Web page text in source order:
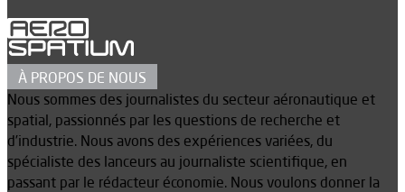
À PROPOS DE NOUS
Nous sommes des journalistes du secteur aéronautique et
spatial, passionnés par les questions de recherche et
d’industrie. Nous avons des expériences variées, du
spécialiste des lanceurs au journaliste scientifique, en
passant par le rédacteur économie. Nous voulons donner la